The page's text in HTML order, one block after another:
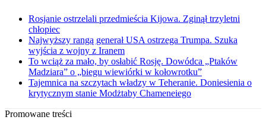
Rosjanie ostrzelali przedmieścia Kijowa. Zginął trzyletni
chłopiec
Najwyższy rangą generał USA ostrzega Trumpa. Szuka
wyjścia z wojny z Iranem
To wciąż za mało, by osłabić Rosję. Dowódca „Ptaków
Madziara” o „biegu wiewiórki w kołowrotku”
Tajemnica na szczytach władzy w Teheranie. Doniesienia o
krytycznym stanie Modżtaby Chameneiego
Promowane treści